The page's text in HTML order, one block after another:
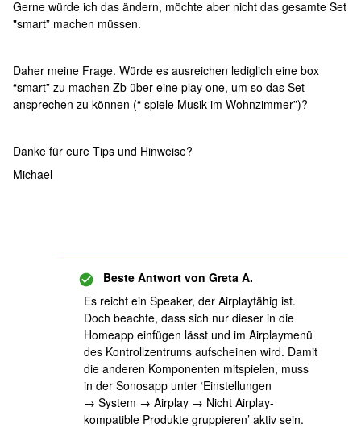
Gerne würde ich das ändern, möchte aber nicht das gesamte Set
"smart” machen müssen.
Daher meine Frage. Würde es ausreichen lediglich eine box
“smart” zu machen Zb über eine play one, um so das Set
ansprechen zu können (“ spiele Musik im Wohnzimmer”)?
Danke für eure Tips und Hinweise?
Michael
Beste Antwort von Greta A.
Es reicht ein Speaker, der Airplayfähig ist.
Doch beachte, dass sich nur dieser in die
Homeapp einfügen lässt und im Airplaymenü
des Kontrollzentrums aufscheinen wird. Damit
die anderen Komponenten mitspielen, muss
in der Sonosapp unter ‘Einstellungen
→ System → Airplay → Nicht Airplay-
kompatible Produkte gruppieren’ aktiv sein.